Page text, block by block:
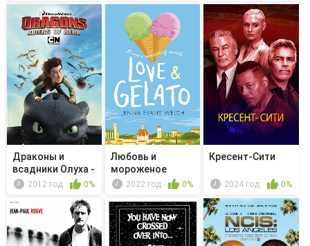
Драконы и
всадники Олуха -
Викинг в п...
2012 год 0%
Любовь и
мороженое
2022 год 0%
Кресент-Сити
2024 год 0%